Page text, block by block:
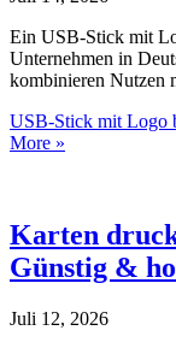
Ein USB-Stick mit
Unternehmen in
kombinieren Nutzen
USB-Stick mit Logo
More »
Karten
Günstig &
Juli 12, 2026